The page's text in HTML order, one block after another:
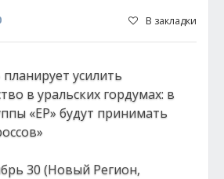
В закладки
планирует усилить
в уральских гордумах: в
«ЕР» будут принимать
30 (Новый Регион,